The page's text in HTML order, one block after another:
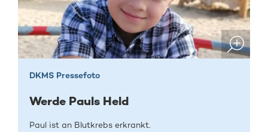
DKMS Pressefoto
Werde Pauls Held
Paul ist an Blutkrebs erkrankt.